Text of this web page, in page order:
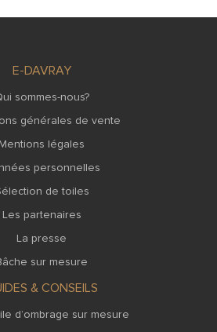
E-DAVRAY
sommes-nous?
générales de vente
Mentions légales
personnelles
de toiles
Les partenaires
La presse
sur mesure
& CONSEILS
d’ombrage sur mesure